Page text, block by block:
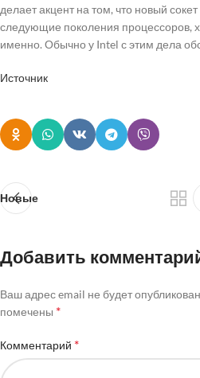
делает акцент на том, что новый
следующие поколения процессоров,
именно. Обычно у Intel с этим дела
Источник
Новые
Добавить
Ваш адрес email не будет
помечены *
Комментарий *